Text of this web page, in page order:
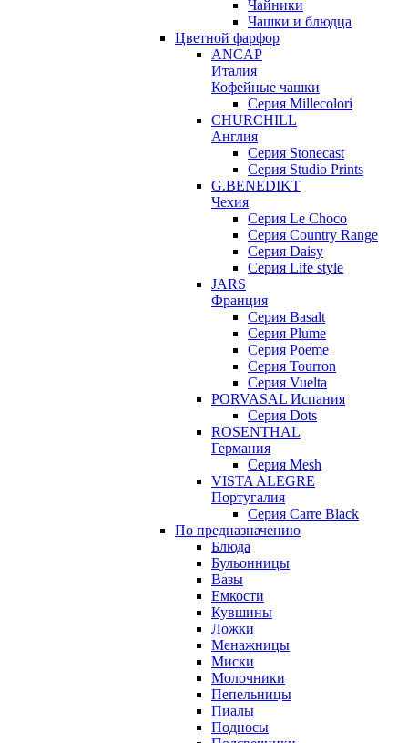
Чайники
Чашки и блюдца
Цветной фарфор
ANCAP
Италия
Кофейные чашки
Серия Millecolori
CHURCHILL
Англия
Серия Stonecast
Серия Studio Prints
G.BENEDIKT
Чехия
Cерия Le Choco
Серия Country Range
Серия Daisy
Серия Life style
JARS
Франция
Серия Basalt
Серия Plume
Серия Poeme
Серия Tourron
Серия Vuelta
PORVASAL Испания
Серия Dots
ROSENTHAL
Германия
Серия Mesh
VISTA ALEGRE
Португалия
Серия Carre Black
По предназначению
Блюда
Бульонницы
Вазы
Емкости
Кувшины
Ложки
Менажницы
Миски
Молочники
Пепельницы
Пиалы
Подносы